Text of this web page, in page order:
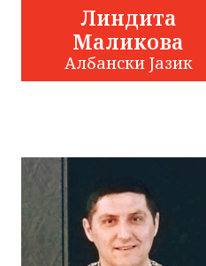
Линдита
Маликова
Албански Јазик